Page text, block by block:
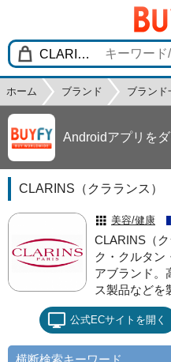
ホーム ブランド ブランド
Androidアプリを
CLARINS（クラランス）
美容/健康
CLARINS（
ク・クルタン
アブランド。
ス製品などを
公式ECサイトを開く